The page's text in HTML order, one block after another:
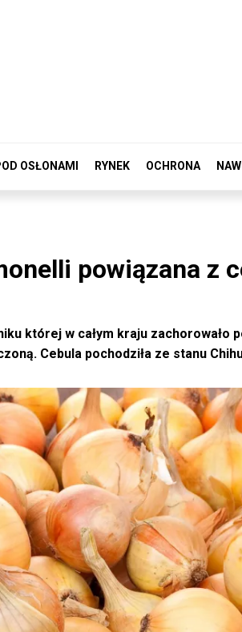
OSŁONAMI RYNEK OCHRONA
powiązana z
której w całym kraju zachorowało
Cebula pochodziła ze stanu